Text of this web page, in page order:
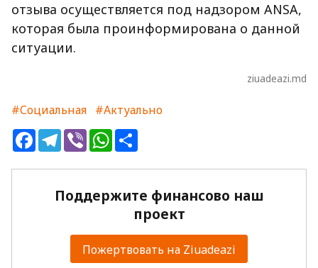
отзыва осуществляется под надзором ANSA,
которая была проинформирована о данной
ситуации.
ziuadeazi.md
#Социальная #Актуально
FacebookTelegram
ViberWhatsApp
Поддержите финансово наш
проект
Пожертвовать на Ziuadeazi